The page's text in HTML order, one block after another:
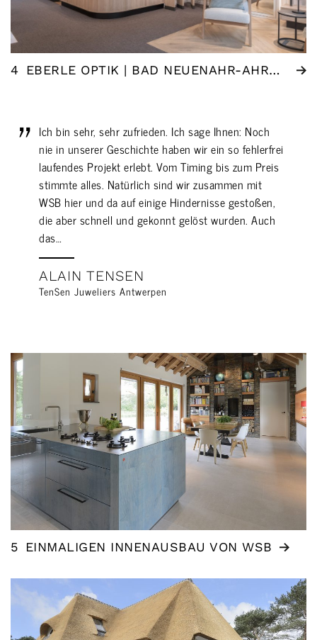
4 EBERLE OPTIK | BAD NEUENAHR-AHRWEILER (DE)
Ich bin sehr, sehr zufrieden. Ich sage Ihnen: Noch
nie in unserer Geschichte haben wir ein so fehlerfrei
laufendes Projekt erlebt. Vom Timing bis zum Preis
stimmte alles. Natürlich sind wir zusammen mit
WSB hier und da auf einige Hindernisse gestoßen,
die aber schnell und gekonnt gelöst wurden. Auch
das…
ALAIN TENSEN
TenSen Juweliers Antwerpen
5 EINMALIGEN INNENAUSBAU VON WSB